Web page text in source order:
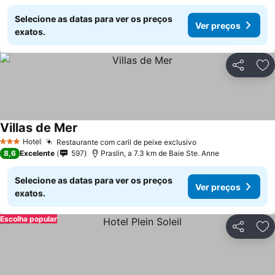
Selecione as datas para ver os preços
exatos.
Ver preços
Partilhar
3 EstrelasHotel Restaurante com caril de peixe exclusivoVer preços
Villas de Mer
8,6 Excelente 597 Praslin, a 7.3 km de Baie Ste. Anne
Selecione as datas para ver os preços
exatos.
Ver preços
Partilhar
Escolha popular